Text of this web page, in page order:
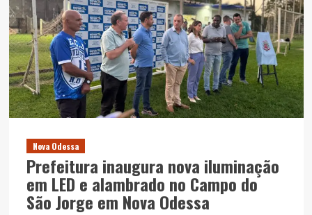
Nova Odessa
Prefeitura inaugura nova iluminação
em LED e alambrado no Campo do
São Jorge em Nova Odessa